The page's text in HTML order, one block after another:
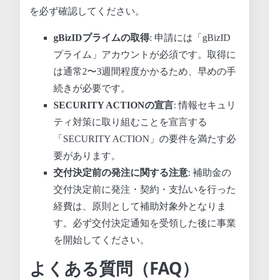
を必ず確認してください。
gBizIDプライムの取得: 申請には「gBizID
プライム」アカウントが必須です。取得に
は通常2〜3週間程度かかるため、早めの手
続きが必要です。
SECURITY ACTIONの宣言: 情報セキュリ
ティ対策に取り組むことを宣言する
「SECURITY ACTION」の要件を満たす必
要があります。
交付決定前の発注に関する注意: 補助金の
交付決定前に発注・契約・支払いを行った
経費は、原則として補助対象外となりま
す。必ず交付決定通知を受領した後に事業
を開始してください。
よくある質問（FAQ）